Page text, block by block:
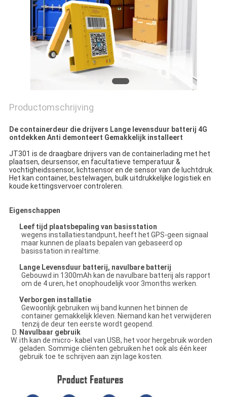
Productomschrijving
De containerdeur die drijvers Lange levensduur batterij 4G
ontdekken Anti demonteert Gemakkelijk installeert
JT301 is de draagbare drijvers van de containerlading met het
plaatsen, deursensor, en facultatieve temperatuur &
vochtigheidssensor, lichtsensor en de sensor van de luchtdruk.
Het kan container, bestelwagen, bulk uitdrukkelijke logistiek en
koude kettingsvervoer controleren.
Eigenschappen
Leef tijd plaatsbepaling van basisstation
wegens installatiestandpunt, heeft het GPS-geen signaal
maar kunnen de plaats bepalen van gebaseerd op
basisstation in realtime.
Lange Levensduur batterij, navulbare batterij
Gebouwd in 1300mAh kan de navulbare batterij als rapport
om de 4 uren, het onophoudelijk voor 3months werken.
Verborgen installatie
Gewoonlijk gebruiken wij band kunnen het binnen de
container gemakkelijk kleven. Niemand kan het verwijderen
tenzij de deur ten eerste wordt geopend.
Navulbaar gebruik
ith kan de micro- kabel van USB, het voor hergebruik worden
geladen. Sommige cliënten gebruiken het ook als één keer
gebruik toe te schrijven aan zijn lage kosten.